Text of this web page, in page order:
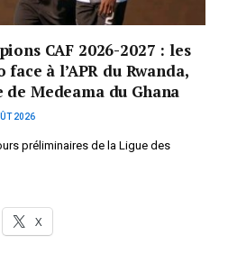
CAF 2026-2027 : les
à l’APR du Rwanda,
Medeama du Ghana
2026
préliminaires de la Ligue des
X